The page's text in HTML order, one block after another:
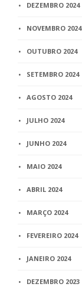
DEZEMBRO 2024
NOVEMBRO 2024
OUTUBRO 2024
SETEMBRO 2024
AGOSTO 2024
JULHO 2024
JUNHO 2024
MAIO 2024
ABRIL 2024
MARÇO 2024
FEVEREIRO 2024
JANEIRO 2024
DEZEMBRO 2023